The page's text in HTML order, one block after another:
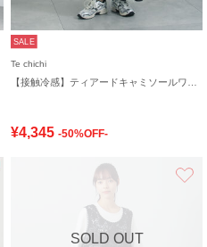
SALE
Te chichi
¥4,345 -50%OFF-
SOLD OUT